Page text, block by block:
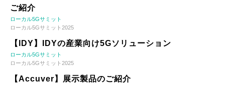
ご紹介
ローカル5Gサミット
ローカル5Gサミット2025
【IDY】IDYの産業向け5Gソリューション
ローカル5Gサミット
ローカル5Gサミット2025
【Accuver】展示製品のご紹介